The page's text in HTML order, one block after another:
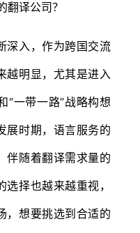
入，作为跨国交流
越明显，尤其是进入
“一带一路”战略构想
展时期，语言服务的
伴随着翻译需求量的
择也越来越重视，
，想要挑选到合适的